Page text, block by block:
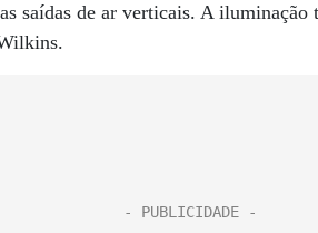
saídas de ar verticais. A iluminação